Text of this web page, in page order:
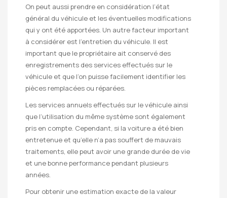
On peut aussi prendre en considération l’état
général du véhicule et les éventuelles modifications
qui y ont été apportées. Un autre facteur important
à considérer est l’entretien du véhicule. Il est
important que le propriétaire ait conservé des
enregistrements des services effectués sur le
véhicule et que l’on puisse facilement identifier les
pièces remplacées ou réparées.
Les services annuels effectués sur le véhicule ainsi
que l’utilisation du même système sont également
pris en compte. Cependant, si la voiture a été bien
entretenue et qu’elle n’a pas souffert de mauvais
traitements, elle peut avoir une grande durée de vie
et une bonne performance pendant plusieurs
années.
Pour obtenir une estimation exacte de la valeur